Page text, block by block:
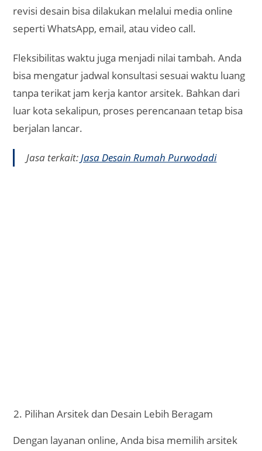
Pilihan Arsitek dan Desain Lebih Beragam
Dengan layanan online, Anda bisa memilih arsitek
dari berbagai daerah, bahkan lintas provinsi. Ini
membuka peluang untuk menemukan desainer
dengan spesialisasi gaya arsitektur tertentu, seperti
minimalis modern, klasik, industrial, tropis, hingga
desain smart home.
digital, sehingga lebih cepat diterima tanpa perlu
dilakukan tanpa harus bolak-balik bertemu